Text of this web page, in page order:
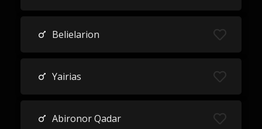
Belielarion
Yairias
Abironor Qadar